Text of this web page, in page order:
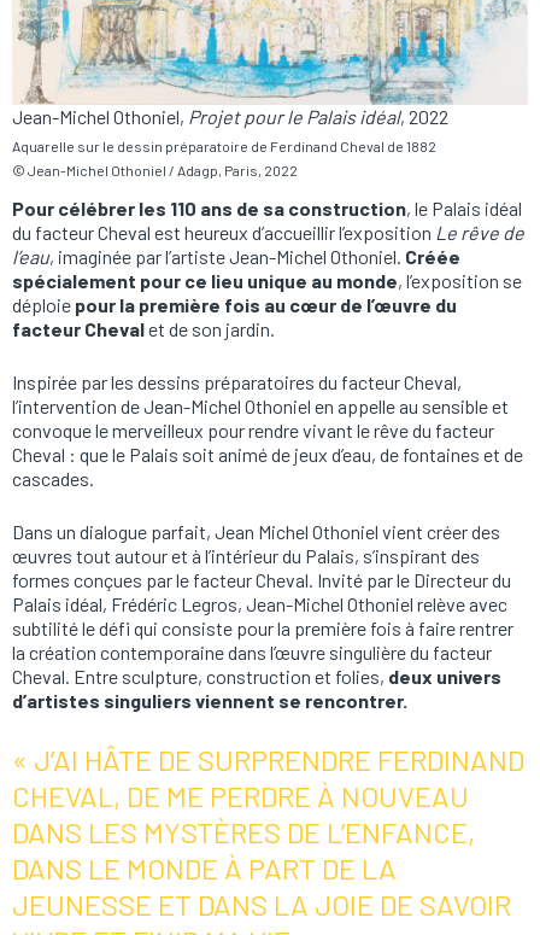
Jean-Michel Othoniel, Projet pour le Palais idéal, 2022
Aquarelle sur le dessin préparatoire de Ferdinand Cheval de 1882
© Jean-Michel Othoniel / Adagp, Paris, 2022
Pour célébrer les 110 ans de sa construction, le Palais idéal
du facteur Cheval est heureux d’accueillir l’exposition Le rêve de
l’eau, imaginée par l’artiste Jean-Michel Othoniel. Créée
spécialement pour ce lieu unique au monde, l’exposition se
déploie pour la première fois au cœur de l’œuvre du
facteur Chevalet de son jardin.
Inspirée par les dessins préparatoires du facteur Cheval,
l’intervention de Jean-Michel Othoniel en appelle au sensible et
convoque le merveilleux pour rendre vivant le rêve du facteur
Cheval : que le Palais soit animé de jeux d’eau, de fontaines et de
cascades.
Dans un dialogue parfait, Jean Michel Othoniel vient créer des
œuvres tout autour et à l’intérieur du Palais, s’inspirant des
formes conçues par le facteur Cheval. Invité par le Directeur du
Palais idéal, Frédéric Legros, Jean-Michel Othoniel relève avec
subtilité le défi qui consiste pour la première fois à faire rentrer
la création contemporaine dans l’œuvre singulière du facteur
Cheval. Entre sculpture, construction et folies, deux univers
d’artistes singuliers viennent se rencontrer.
« J’AI HÂTE DE SURPRENDRE FERDINAND
CHEVAL, DE ME PERDRE À NOUVEAU
DANS LES MYSTÈRES DE L’ENFANCE,
DANS LE MONDE À PART DE LA
JEUNESSE ET DANS LA JOIE DE SAVOIR